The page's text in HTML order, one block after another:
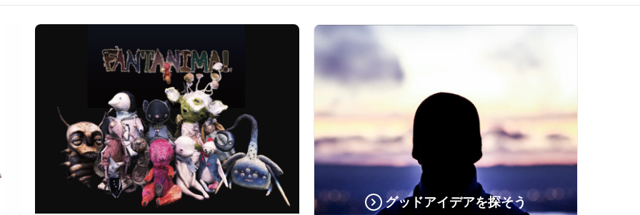
グッドアイデアを探そう